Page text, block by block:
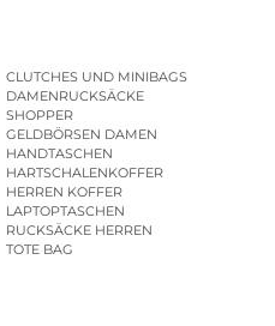
CLUTCHES UND MINIBAGS
DAMENRUCKSÄCKE
SHOPPER
GELDBÖRSEN DAMEN
HANDTASCHEN
HARTSCHALENKOFFER
HERREN KOFFER
LAPTOPTASCHEN
RUCKSÄCKE HERREN
TOTE BAG